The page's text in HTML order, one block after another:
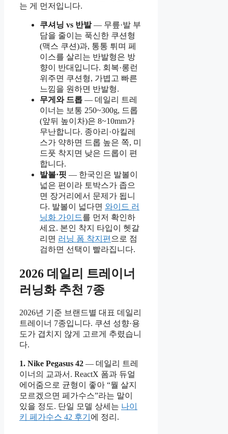
는 게 먼저입니다.
쿠셔닝 vs 반발— 무릎·발 부
담을 줄이는 푹신한 쿠션형
(맥스 쿠션)과, 통통 튀며 페
이스를 살리는 반발형은 방
향이 반대입니다. 회복·롱런
위주면 쿠션형, 가볍고 빠른
느낌을 원하면 반발형.
무게와 드롭 — 데일리 트레
이너는 보통 250~300g, 드롭
(앞뒤 높이차)은 8~10mm가
무난합니다. 종아리·아킬레
스가 약하면 드롭 높은 쪽, 미
드풋 착지면 낮은 드롭이 편
합니다.
발볼·핏 — 한국인은 발볼이
넓은 편이라 토박스가 좁으
면 장거리에서 문제가 됩니
다. 발볼이 넓다면 와이드 러
닝화 가이드를 먼저 확인하
세요. 본인 착지 타입이 헷갈
리면 러닝 폼 착지편 으로 점
검하면 선택이 빨라집니다.
2026 데일리 트레이너
러닝화 추천 7종
2026년 기준 브랜드별 대표 데일리
트레이너 7종입니다. 쿠션 성향·용
도가 겹치지 않게 고르게 추렸습니
다.
1. Nike Pegasus 42 — 데일리 트레
이너의 교과서. ReactX 폼과 듀얼
에어줌으로 균형이 좋아 “뭘 살지
모르겠으면 페가수스”라는 말이
있을 정도. 단일 모델 상세는 나이
키 페가수스 42 후기 에 정리.